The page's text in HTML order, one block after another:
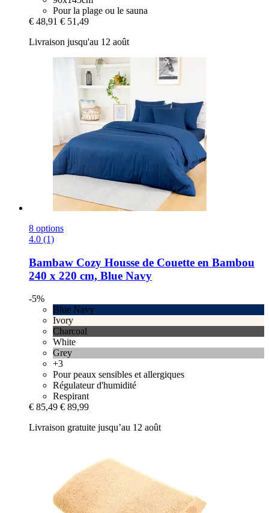
Pour la plage ou le sauna
€ 48,91 € 51,49
Livraison jusqu'au 12 août
8 options
4.0 (1)
Bambaw Cozy Housse de Couette en Bambou
240 x 220 cm, Blue Navy
-5%
Blue Navy
Ivory
Charcoal
White
Grey
+3
Pour peaux sensibles et allergiques
Régulateur d'humidité
Respirant
€ 85,49 € 89,99
Livraison gratuite jusqu’au 12 août